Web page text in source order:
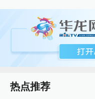
热点推荐